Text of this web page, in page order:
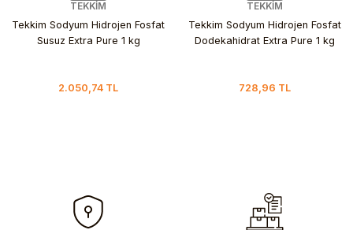
TEKKİM
Tekkim Sodyum Hidrojen Fosfat
Susuz Extra Pure 1 kg
2.050,74 TL
TEKKİM
Tekkim Sodyum Hidrojen Fosfat
Dodekahidrat Extra Pure 1 kg
728,96 TL